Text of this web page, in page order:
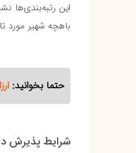
این رتبه‌بندی‌ها
باهچه شهیر مورد
حتما بخوانید:
شرایط پذیرش